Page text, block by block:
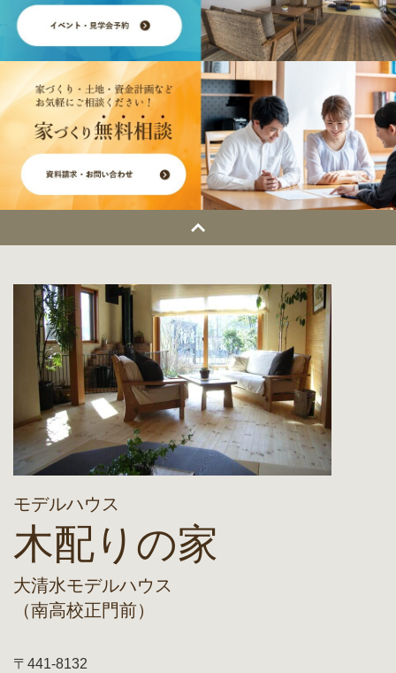
モデルハウス
木配りの家
大清水モデルハウス
（南高校正門前）
〒441-8132